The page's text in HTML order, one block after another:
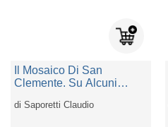
Il Mosaico Di San
Clemente. Su Alcuni
Propone
diSaporetti Claudio